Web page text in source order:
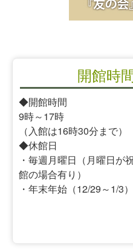
開館時
◆開館時間
9時～17時
（入館は16時30分まで）
◆休館日
・毎週月曜日（月曜日が
館の場合有り）
・年末年始（12/29～1/3）